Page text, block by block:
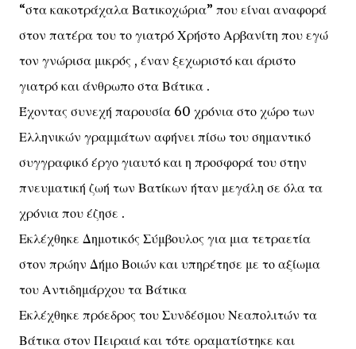
“στα κακοτράχαλα Βατικοχώρια” που είναι αναφορά
στον πατέρα του το γιατρό Χρήστο Αρβανίτη που εγώ
τον γνώρισα μικρός , έναν ξεχωριστό και άριστο
γιατρό και άνθρωπο στα Βάτικα .
Έχοντας συνεχή παρουσία 60 χρόνια στο χώρο των
Ελληνικών γραμμάτων αφήνει πίσω του σημαντικό
συγγραφικό έργο γιαυτό και η προσφορά του στην
πνευματική ζωή των Βατίκων ήταν μεγάλη σε όλα τα
χρόνια που έζησε .
Εκλέχθηκε Δημοτικός Σύμβουλος για μια τετραετία
στον πρώην Δήμο Βοιών και υπηρέτησε με το αξίωμα
του Αντιδημάρχου τα Βάτικα
Εκλέχθηκε πρόεδρος του Συνδέσμου Νεαπολιτών τα
Βάτικα στον Πειραιά και τότε οραματίστηκε και